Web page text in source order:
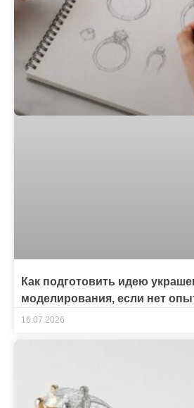
Как подготовить идею
моделирования, если нет
16.07.2026